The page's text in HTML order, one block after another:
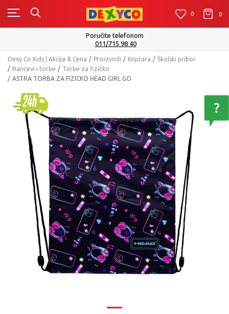
0 0 0
Isporuku možete očekivati u roku od 2 do 4 radna
Pogledaj više
Dexy Co Kids | Akcija & Cena Proizvodi Knjižara
Školski pribor
Rančevi i torbe
Torbe za fizičko
ASTRA TORBA ZA FIZICKO HEAD GIRL GO